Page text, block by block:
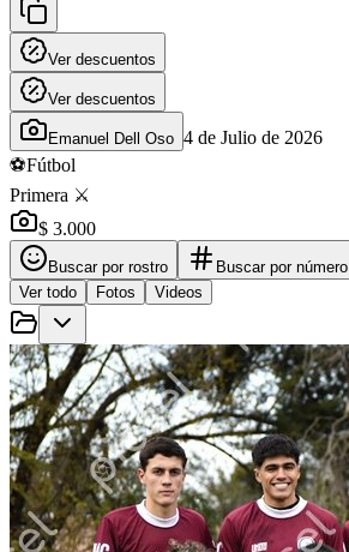
Ver descuentos
Ver descuentos
Emanuel Dell Oso 4 de Julio de 2026
⚽Fútbol
Primera ⚔️
$ 3.000
Buscar por rostro
Buscar por número
Ver todo
Fotos Videos